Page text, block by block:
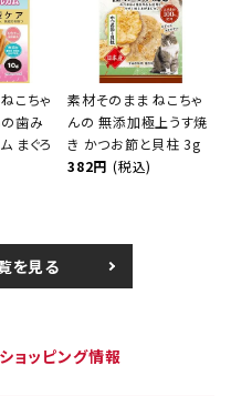
こちゃ
歯み
まぐろ
素材そのまま ねこちゃ
んの 無添加極上うす焼
き かつお節と貝柱 3g
382円 (税込)
を見る
ショッピング情報